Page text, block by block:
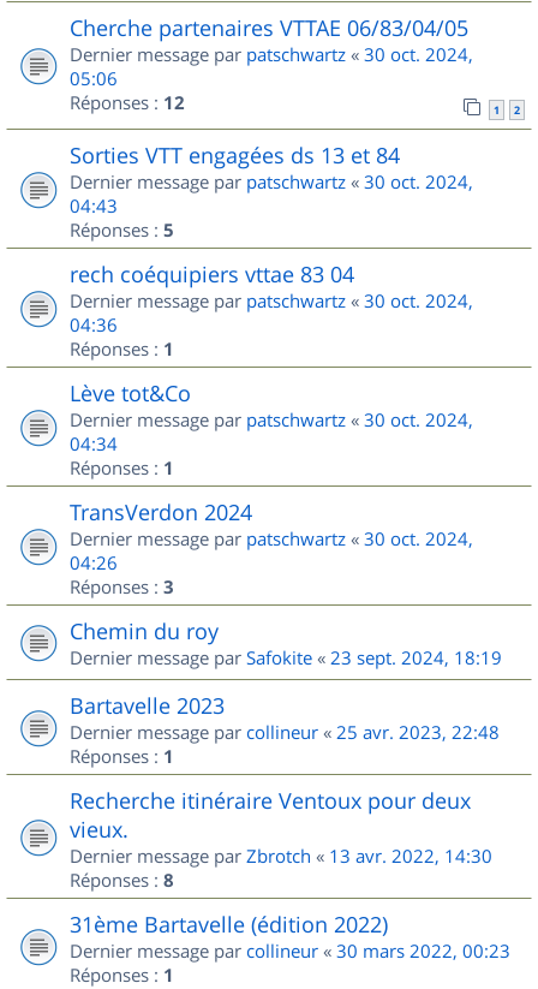
Cherche partenaires VTTAE 06/83/04/05
Dernier message par patschwartz « 30 oct. 2024,
05:06
Réponses : 12 1 2
Sorties VTT engagées ds 13 et 84
Dernier message par patschwartz « 30 oct. 2024,
04:43
Réponses : 5
rech coéquipiers vttae 83 04
Dernier message par patschwartz « 30 oct. 2024,
04:36
Réponses : 1
Lève tot&Co
Dernier message par patschwartz « 30 oct. 2024,
04:34
Réponses : 1
TransVerdon 2024
Dernier message par patschwartz « 30 oct. 2024,
04:26
Réponses : 3
Chemin du roy
Dernier message par Safokite « 23 sept. 2024, 18:19
Bartavelle 2023
Dernier message par collineur « 25 avr. 2023, 22:48
Réponses : 1
Recherche itinéraire Ventoux pour deux
vieux.
Dernier message par Zbrotch « 13 avr. 2022, 14:30
Réponses : 8
31ème Bartavelle (édition 2022)
Dernier message par collineur « 30 mars 2022, 00:23
Réponses : 1